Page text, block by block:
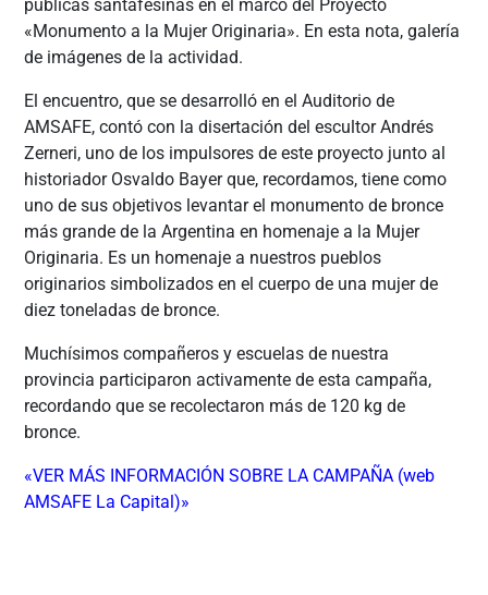
públicas santafesinas en el marco del Proyecto
«Monumento a la Mujer Originaria». En esta nota, galería
de imágenes de la actividad.
El encuentro, que se desarrolló en el Auditorio de
AMSAFE, contó con la disertación del escultor Andrés
Zerneri, uno de los impulsores de este proyecto junto al
historiador Osvaldo Bayer que, recordamos, tiene como
uno de sus objetivos levantar el monumento de bronce
más grande de la Argentina en homenaje a la Mujer
Originaria. Es un homenaje a nuestros pueblos
originarios simbolizados en el cuerpo de una mujer de
diez toneladas de bronce.
Muchísimos compañeros y escuelas de nuestra
provincia participaron activamente de esta campaña,
recordando que se recolectaron más de 120 kg de
bronce.
«VER MÁS INFORMACIÓN SOBRE LA CAMPAÑA (web
AMSAFE La Capital)»